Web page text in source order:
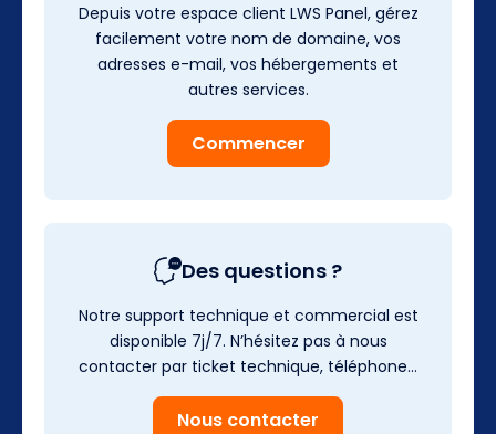
Depuis votre espace client LWS Panel, gérez
facilement votre nom de domaine, vos
adresses e-mail, vos hébergements et
autres services.
Commencer
Des questions ?
Notre support technique et commercial est
disponible 7j/7. N’hésitez pas à nous
contacter par ticket technique, téléphone…
Nous contacter